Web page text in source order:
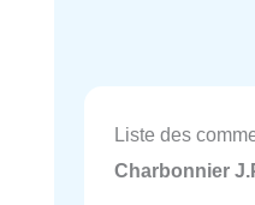
Liste des
Charbonnier